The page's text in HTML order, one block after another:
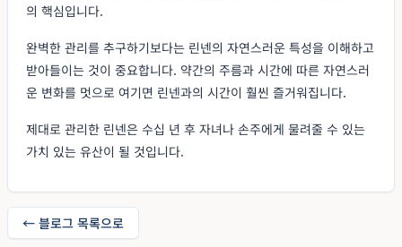
의 핵심입니다.
완벽한 관리를 추구하기보다는 린넨의 자연스러운 특성을 이해하고
받아들이는 것이 중요합니다. 약간의 주름과 시간에 따른 자연스러
운 변화를 멋으로 여기면 린넨과의 시간이 훨씬 즐거워집니다.
제대로 관리한 린넨은 수십 년 후 자녀나 손주에게 물려줄 수 있는
가치 있는 유산이 될 것입니다.
← 블로그 목록으로